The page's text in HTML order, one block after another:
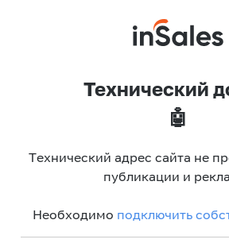
Технический
🤖
Технический адрес сайта не
публикации и
Необходимо подключить